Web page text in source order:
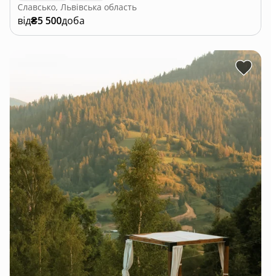
Славсько, Львівська область
від₴5 500доба